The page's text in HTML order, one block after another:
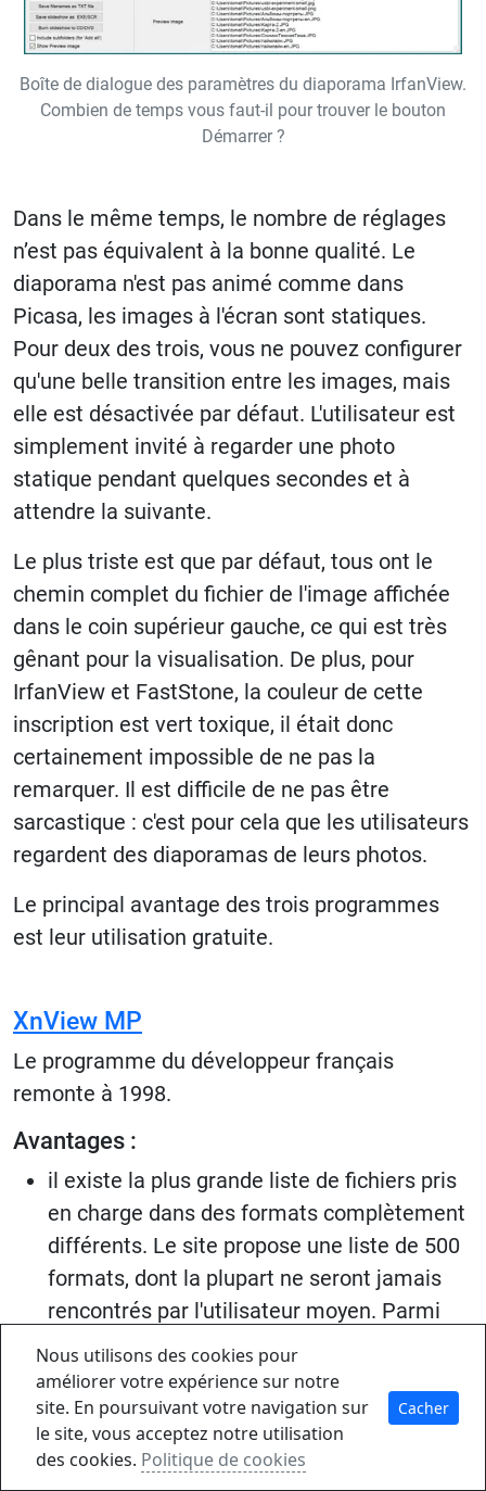
Boîte de dialogue des paramètres du diaporama IrfanView.
Combien de temps vous faut-il pour trouver le bouton
Démarrer ?
Dans le même temps, le nombre de réglages
n’est pas équivalent à la bonne qualité. Le
diaporama n'est pas animé comme dans
Picasa, les images à l'écran sont statiques.
Pour deux des trois, vous ne pouvez configurer
qu'une belle transition entre les images, mais
elle est désactivée par défaut. L'utilisateur est
simplement invité à regarder une photo
statique pendant quelques secondes et à
attendre la suivante.
Le plus triste est que par défaut, tous ont le
chemin complet du fichier de l'image affichée
dans le coin supérieur gauche, ce qui est très
gênant pour la visualisation. De plus, pour
IrfanView et FastStone, la couleur de cette
inscription est vert toxique, il était donc
certainement impossible de ne pas la
remarquer. Il est difficile de ne pas être
sarcastique : c'est pour cela que les utilisateurs
regardent des diaporamas de leurs photos.
Le principal avantage des trois programmes
est leur utilisation gratuite.
XnView MP
Le programme du développeur français
remonte à 1998.
Avantages :
il existe la plus grande liste de fichiers pris
en charge dans des formats complètement
différents. Le site propose une liste de 500
formats, dont la plupart ne seront jamais
rencontrés par l'utilisateur moyen. Parmi
les programmes examinés, XnView est le
seul qui est capable d'ouvrir Heic Shot sur
l'iPhone sans problème. Les autres ont
besoin de plugins pour cela ;
le programme prend en charge la possibilité
Nous utilisons des cookies pour
améliorer votre expérience sur notre
site. En poursuivant votre navigation sur
le site, vous acceptez notre utilisation
des cookies. Politique de cookies
Cacher